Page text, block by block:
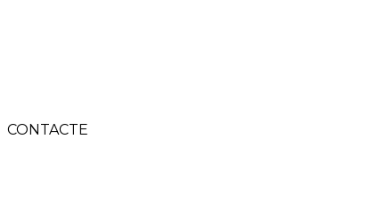
CONTACTE